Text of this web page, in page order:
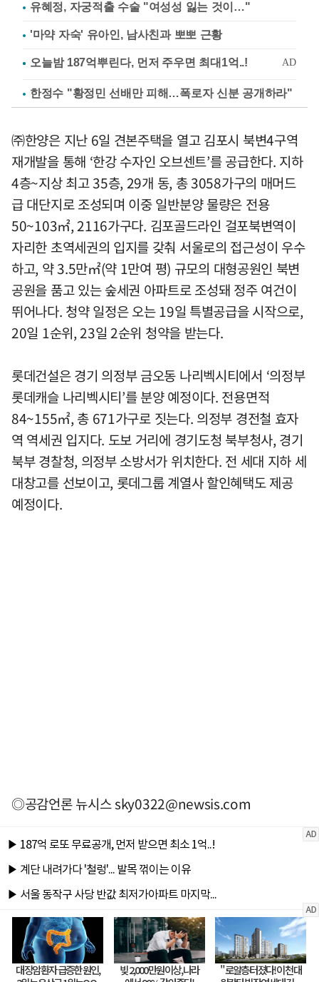
유혜정, 자궁적출 수술 "여성성 잃는 것이…"
'마약 자숙' 유아인, 남사친과 뽀뽀 근황
한정수 "황정민 선배만 피해…폭로자 신분 공개하라"
㈜한양은 지난 6일 견본주택을 열고 김포시 북변4구역
재개발을 통해 ‘한강 수자인 오브센트’를 공급한다. 지하
4층~지상 최고 35층, 29개 동, 총 3058가구의 매머드
급 대단지로 조성되며 이중 일반분양 물량은 전용
50~103㎡, 2116가구다. 김포골드라인 걸포북변역이
자리한 초역세권의 입지를 갖춰 서울로의 접근성이 우수
하고, 약 3.5만㎡(약 1만여 평) 규모의 대형공원인 북변
공원을 품고 있는 숲세권 아파트로 조성돼 정주 여건이
뛰어나다. 청약 일정은 오는 19일 특별공급을 시작으로,
20일 1순위, 23일 2순위 청약을 받는다.
롯데건설은 경기 의정부 금오동 나리벡시티에서 ‘의정부
롯데캐슬 나리벡시티’를 분양 예정이다. 전용면적
84~155㎡, 총 671가구로 짓는다. 의정부 경전철 효자
역 역세권 입지다. 도보 거리에 경기도청 북부청사, 경기
북부 경찰청, 의정부 소방서가 위치한다. 전 세대 지하 세
대창고를 선보이고, 롯데그룹 계열사 할인혜택도 제공
예정이다.
◎공감언론 뉴시스sky0322@newsis.com